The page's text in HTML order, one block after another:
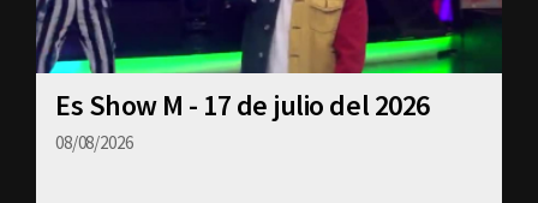
Es Show M - 17 de julio del 2026
08/08/2026